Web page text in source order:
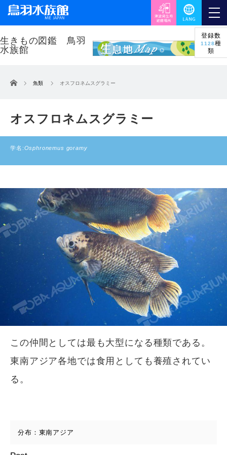
登録数
1128種
類
ホーム 魚類 オスフロネムスグラミー
オスフロネムスグラミー
学名:Osphronemus goramy
この仲間としては最も大型になる種類である。
東南アジア各地では食用としても養殖されてい
る。
分布：東南アジア